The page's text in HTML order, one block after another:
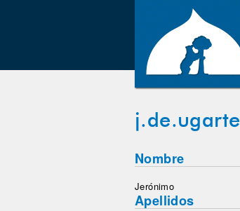
j.de.ugarte
Nombre
Jerónimo
Apellidos